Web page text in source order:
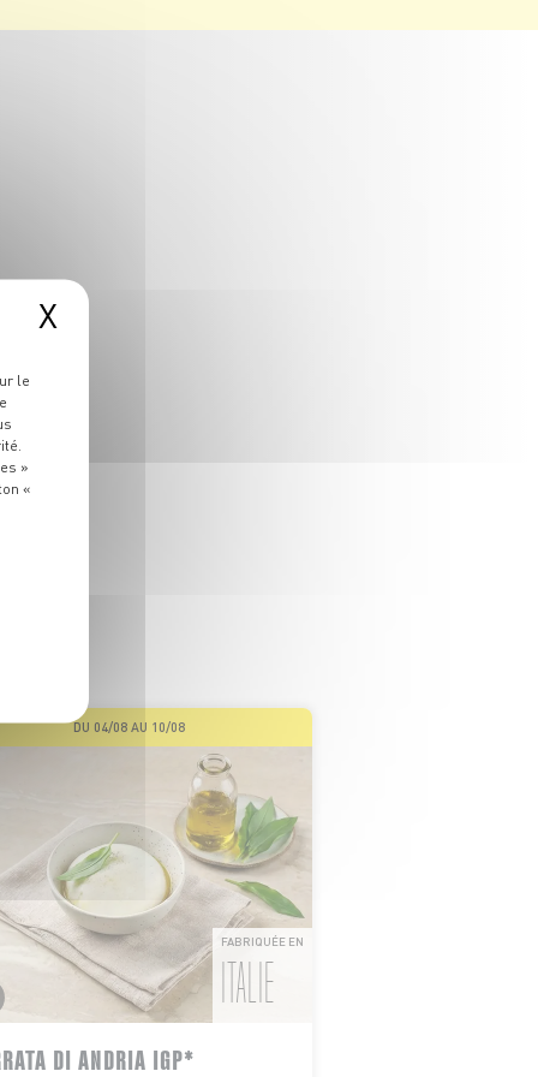
nos
DU 04/08 AU 10/08
FABRIQUÉE EN
ITALIE
DI ANDRIA IGP*
X
le
»
«